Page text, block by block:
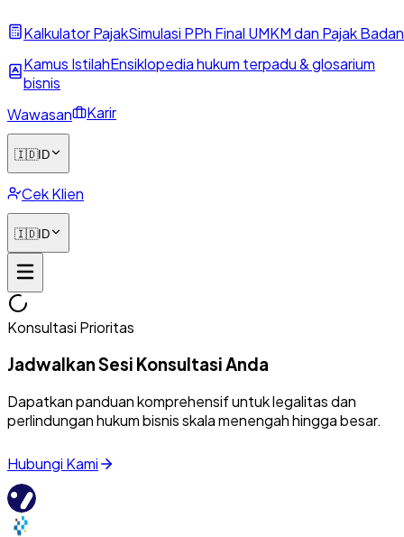
Kalkulator PajakSimulasi PPh Final UMKM dan Pajak Badan
Kamus IstilahEnsiklopedia hukum terpadu & glosarium
bisnis
Wawasan
Karir
🇮🇩ID
Cek Klien
🇮🇩ID
Konsultasi Prioritas
Jadwalkan Sesi Konsultasi Anda
Dapatkan panduan komprehensif untuk legalitas dan
perlindungan hukum bisnis skala menengah hingga besar.
Hubungi Kami